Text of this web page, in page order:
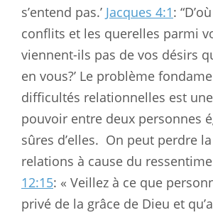
s’entend pas.’ Jacques 4:1:
conflits et les querelles parmi
viennent-ils pas de vos désirs
en vous?’ Le problème
difficultés relationnelles est
pouvoir entre deux personnes
sûres d’elles. On peut perdre
relations à cause du
12:15: « Veillez à ce que
privé de la grâce de Dieu et